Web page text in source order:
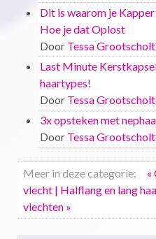
Dit is waarom je
Hoe je dat Oplost
Door Tessa
Last Minute
haartypes!
Door Tessa
3x opsteken met
Door Tessa
Meer in deze categorie:
«
vlecht | Halflang en lang
vlechten »